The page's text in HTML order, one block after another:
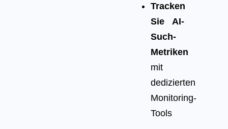
Tracken
Sie AI-
Such-
Metriken
mit
dedizierten
Monitoring-
Tools